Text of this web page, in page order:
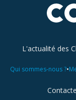
L'actualité des
Qui sommes-nous ?•